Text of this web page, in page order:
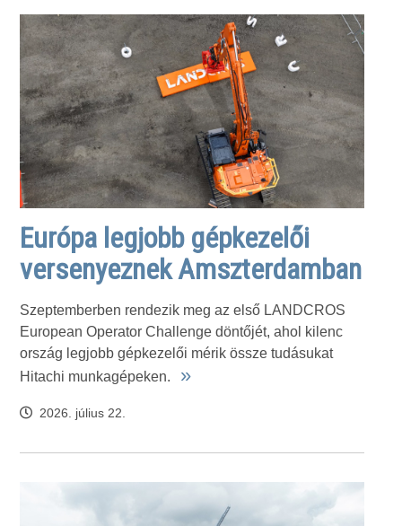
Európa legjobb gépkezelői
versenyeznek Amszterdamban
Szeptemberben rendezik meg az első LANDCROS
European Operator Challenge döntőjét, ahol kilenc
ország legjobb gépkezelői mérik össze tudásukat
Hitachi munkagépeken.
»
2026. július 22.